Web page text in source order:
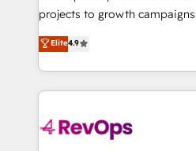
potential of the powerful HubSpot
HubSpot experience
Hourly-fee (assigned one
requirement). ✔️Helped over
far with our HubSpot
projects to growth
Hire an agency that's
HubSpot and willing to work
team to simplify the
experience for your team
Elite4.9